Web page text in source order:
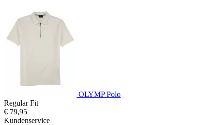
OLYMP Polo
Regular Fit
€ 79,95
Kundenservice